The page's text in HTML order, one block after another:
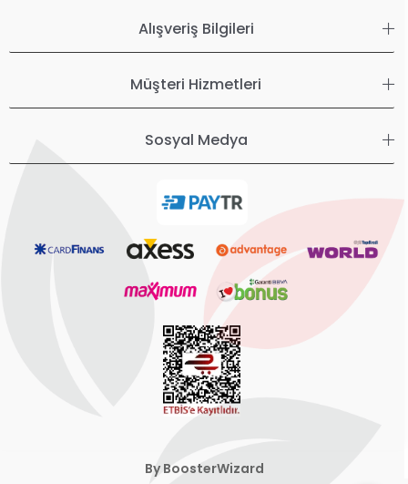
Alışveriş Bilgileri
Müşteri Hizmetleri
Sosyal Medya
By BoosterWizard